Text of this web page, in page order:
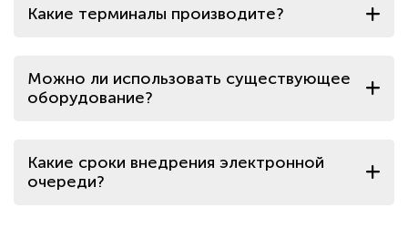
Какие терминалы производите?
Можно ли использовать существующее
оборудование?
Какие сроки внедрения электронной
очереди?